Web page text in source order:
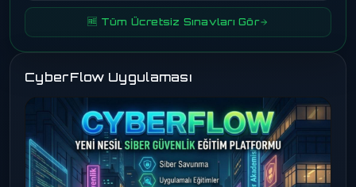
🆓 Tüm Ücretsiz Sınavları Gör
CyberFlow Uygulaması